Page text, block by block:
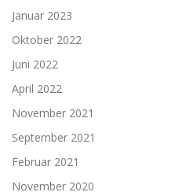
Januar 2023
Oktober 2022
Juni 2022
April 2022
November 2021
September 2021
Februar 2021
November 2020